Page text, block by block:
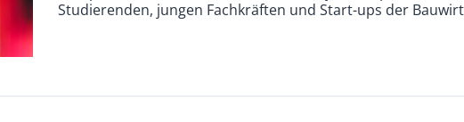
Studierenden, jungen Fachkräften und Start-ups der